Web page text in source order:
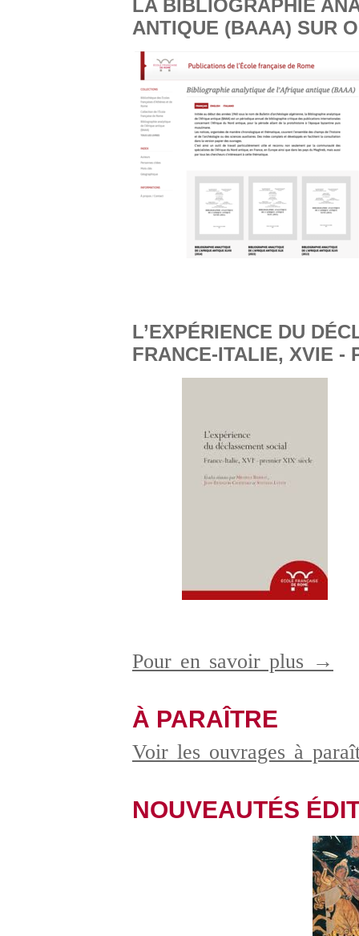
LA BIBLIOGRAPHIE
ANTIQUE (BAAA) SUR
L’EXPÉRIENCE DU
FRANCE-ITALIE, XVIE -
Pour en savoir plus →
À PARAÎTRE
Voir les ouvrages à
NOUVEAUTÉS